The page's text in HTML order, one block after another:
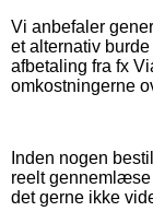
Vi anbefaler
et alternativ
afbetaling fra fx
omkostningerne
Inden nogen
reelt
det gerne ikke